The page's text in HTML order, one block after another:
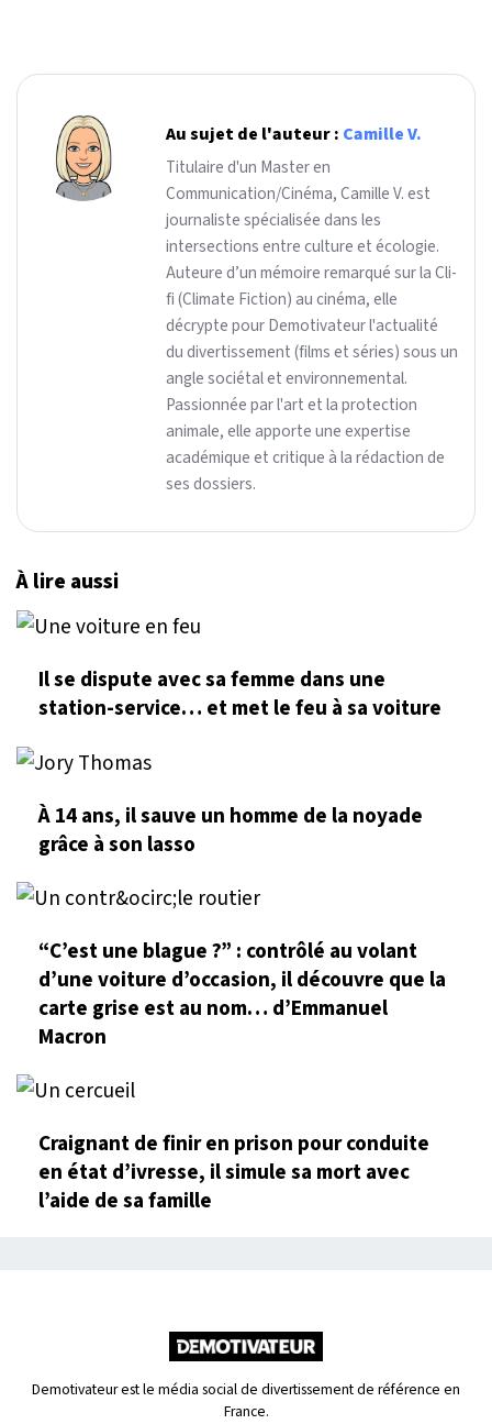
Au sujet de l'auteur : Camille V.
Titulaire d'un Master en
Communication/Cinéma, Camille V. est
journaliste spécialisée dans les
intersections entre culture et écologie.
Auteure d’un mémoire remarqué sur la Cli-
fi (Climate Fiction) au cinéma, elle
décrypte pour Demotivateur l'actualité
du divertissement (films et séries) sous un
angle sociétal et environnemental.
Passionnée par l'art et la protection
animale, elle apporte une expertise
académique et critique à la rédaction de
ses dossiers.
À lire aussi
Il se dispute avec sa femme dans une
station-service… et met le feu à sa voiture
À 14 ans, il sauve un homme de la noyade
grâce à son lasso
“C’est une blague ?” : contrôlé au volant
d’une voiture d’occasion, il découvre que la
carte grise est au nom… d’Emmanuel
Macron
Craignant de finir en prison pour conduite
en état d’ivresse, il simule sa mort avec
l’aide de sa famille
Demotivateur est le média social de divertissement de référence en
France.